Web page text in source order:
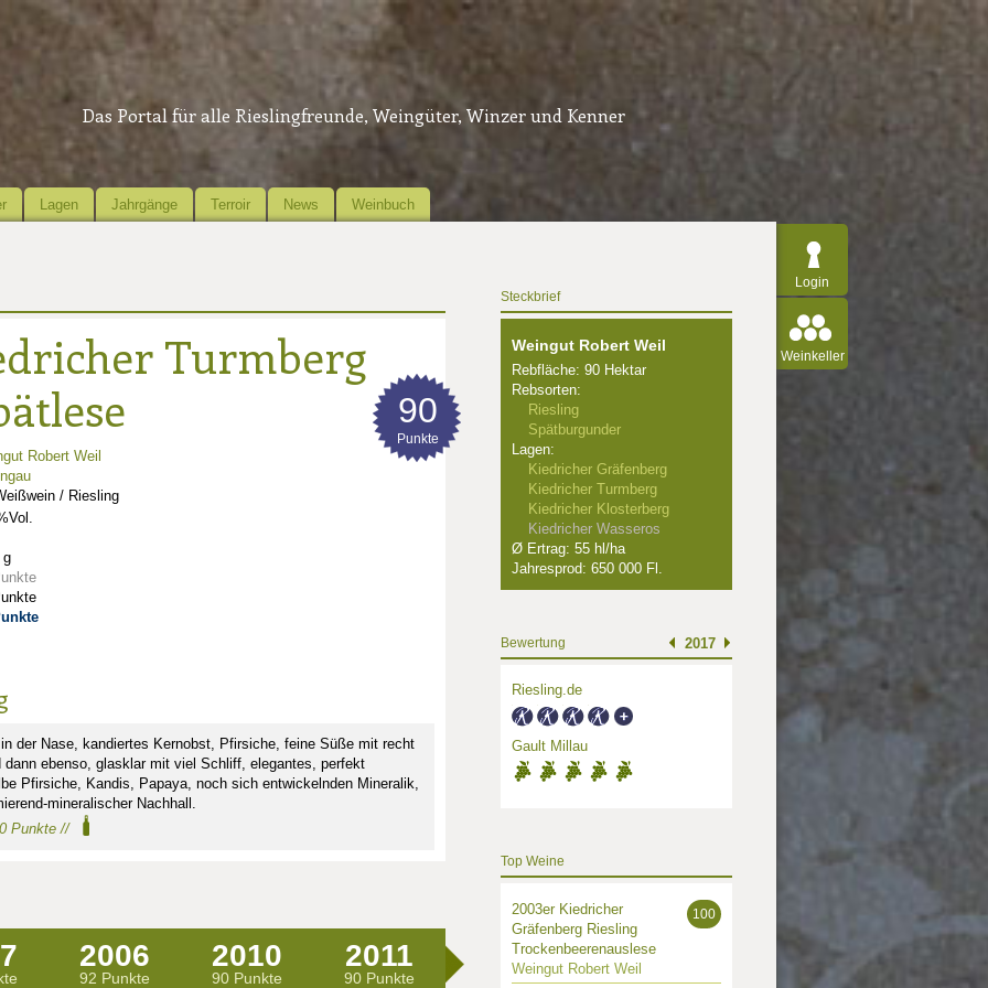
Das Portal für alle Rieslingfreunde, Weingüter, Winzer und Kenner
Lagen Jahrgänge Terroir News Weinbuch
Login
Weinkeller
Turmberg
Robert Weil
/ Riesling
g
90
Punkte
der Nase, kandiertes Kernobst, Pfirsiche, feine Süße mit recht
ebenso, glasklar mit viel Schliff, elegantes, perfekt
Pfirsiche, Kandis, Papaya, noch sich entwickelnden Mineralik,
mineralischer Nachhall.
Punkte //
2006
92 Punkte
2010
90 Punkte
2011
90 Punkte
2012
89 Punkte
2012
91 Punkte
2013
Steckbrief
Weingut Robert Weil
Rebfläche: 90 Hektar
Rebsorten:
Riesling
Spätburgunder
Lagen:
Kiedricher Gräfenberg
Kiedricher Turmberg
Kiedricher Klosterberg
Kiedricher Wasseros
Ø Ertrag: 55 hl/ha
Jahresprod: 650 000 Fl.
Bewertung 2017
Riesling.de
Gault Millau
Top Weine
100
2003er Kiedricher
Gräfenberg Riesling
Trockenbeerenauslese
Weingut Robert Weil